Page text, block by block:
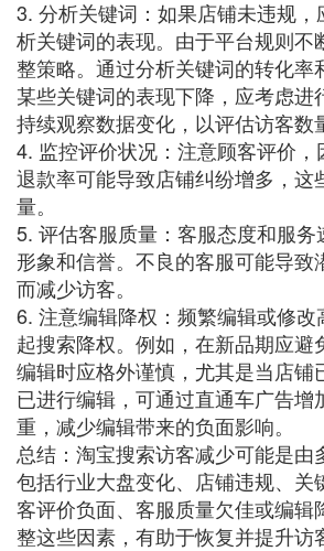
3. 分析关键词：如果店铺未违规
析关键词的表现。由于平台规则不
整策略。通过分析关键词的转化率
某些关键词的表现下降，应考虑进
持续观察数据变化，以评估访客数
4. 监控评价状况：注意顾客评价
退款率可能导致店铺纠纷增多，这
量。
5. 评估客服质量：客服态度和服
形象和信誉。不良的客服可能导致
而减少访客。
6. 注意编辑降权：频繁编辑或修改
起搜索降权。例如，在新品期应避
编辑时应格外谨慎，尤其是当店铺
已进行编辑，可通过直通车广告增
重，减少编辑带来的负面影响。
总结：淘宝搜索访客减少可能是由
包括行业大盘变化、店铺违规、关
客评价负面、客服质量欠佳或编辑
整这些因素，有助于恢复并提升访